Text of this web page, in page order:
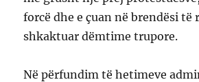
forcë dhe e çuan në brendësi
shkaktuar dëmtime trupore.
Në përfundim të hetimeve